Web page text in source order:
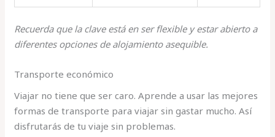
Recuerda que la clave está en ser flexible y estar abierto a
diferentes opciones de alojamiento asequible.
Transporte económico
Viajar no tiene que ser caro. Aprende a usar las mejores
formas de transporte para viajar sin gastar mucho. Así
disfrutarás de tu viaje sin problemas.